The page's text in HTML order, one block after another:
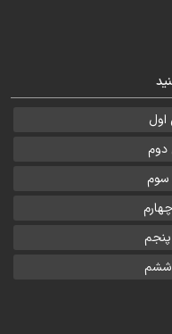
اول
دوم
سوم
ششم